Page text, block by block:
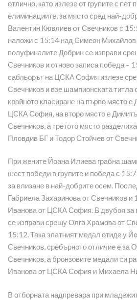
отлично, като излезе от групите с пет
елиминациите, за място сред най-
Валентин Кювлиев от Свечников с
наложи с 15:14 над Симеон
полуфиналите Добрин се изправи
Свечников и отново записа победа –
сабльорът на ЦСКА София излезе
Свечников и взе шампионската титла
крайното класиране на първо място е
ЦСКА София, на второ място е
Свечников, а третото място
Пловдив БГ и Тодор Стойчев от
При жените Йоана Илиева грабна
шест победи в групите и победа с
за влизане в най-добрите осем.
Габриела Захаринова от Свечников
Иванова от ЦСКА София. В двубоя за
се изправи срещу Олга Храмова от
15:12. Така златният медал отиде у
Свечников, сребърното отличие е за
Свечников, а бронзовите медали си
Иванова от ЦСКА София и Михаела
В отборната надпревара при